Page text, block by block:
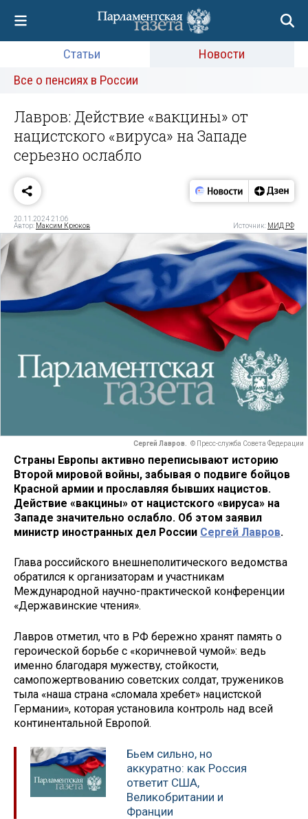
Статьи
Новости
Все о пенсиях в России
Лавров: Действие «вакцины» от
нацистского «вируса» на Западе
серьезно ослабло
20.11.2024 21:06
Автор: Максим Крюков Источник: МИД РФ
Сергей Лавров. © Пресс-служба Совета Федерации
Страны Европы активно переписывают историю
Второй мировой войны, забывая о подвиге бойцов
Красной армии и прославляя бывших нацистов.
Действие «вакцины» от нацистского «вируса» на
Западе значительно ослабло. Об этом заявил
министр иностранных дел России Сергей Лавров.
Глава российского внешнеполитического ведомства
обратился к организаторам и участникам
Международной научно-практической конференции
«Державинские чтения».
Лавров отметил, что в РФ бережно хранят память о
героической борьбе с «коричневой чумой»: ведь
именно благодаря мужеству, стойкости,
самопожертвованию советских солдат, тружеников
тыла «наша страна «сломала хребет» нацистской
Германии», которая установила контроль над всей
континентальной Европой.
Бьем сильно, но
аккуратно: как Россия
ответит США,
Великобритании и
Франции